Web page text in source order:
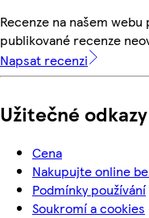
Recenze na našem
publikované recenze
Napsat recenzi
Užitečné odkazy
Cena
Nakupujte online
Podmínky používání
Soukromí a cookies